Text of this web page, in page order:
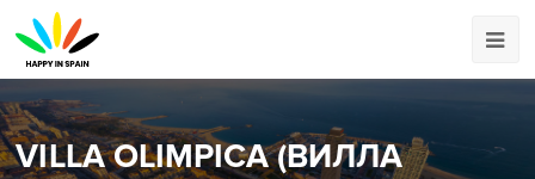
VILLA OLIMPICA (ВИЛЛА